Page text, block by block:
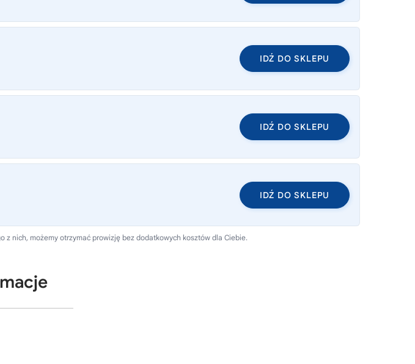
IDŹ DO SKLEPU
IDŹ DO SKLEPU
IDŹ DO SKLEPU
nich, możemy otrzymać prowizję bez dodatkowych kosztów dla Ciebie.